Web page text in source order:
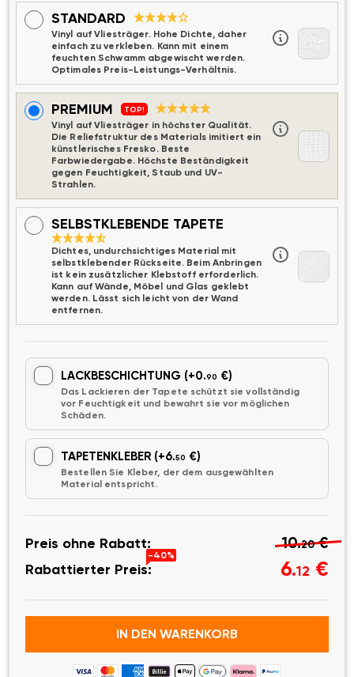
STANDARD
Vinyl auf Vliesträger. Hohe Dichte, daher
einfach zu verkleben. Kann mit einem
feuchten Schwamm abgewischt werden.
Optimales Preis-Leistungs-Verhältnis.
PREMIUM TOP!
Vinyl auf Vliesträger in höchster Qualität.
Die Reliefstruktur des Materials imitiert ein
künstlerisches Fresko. Beste
Farbwiedergabe. Höchste Beständigkeit
gegen Feuchtigkeit, Staub und UV-
Strahlen.
SELBSTKLEBENDE TAPETE
Dichtes, undurchsichtiges Material mit
selbstklebender Rückseite. Beim Anbringen
ist kein zusätzlicher Klebstoff erforderlich.
Kann auf Wände, Möbel und Glas geklebt
werden. Lässt sich leicht von der Wand
entfernen.
LACKBESCHICHTUNG (+0.90 €)
Das Lackieren der Tapete schützt sie vollständig
vor Feuchtigkeit und bewahrt sie vor möglichen
Schäden.
TAPETENKLEBER (+6.50 €)
Bestellen Sie Kleber, der dem ausgewählten
Material entspricht.
Preis ohne Rabatt: 10.20€
Rabattierter Preis:
-40%
6.12 €
IN DEN WARENKORB